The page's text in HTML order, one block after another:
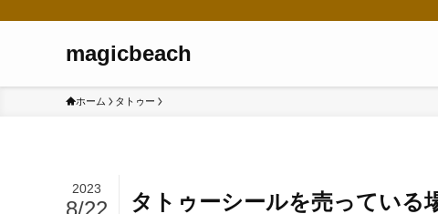
magicbeach
ホーム タトゥー
タトゥーシールを売っている
2023
8/22